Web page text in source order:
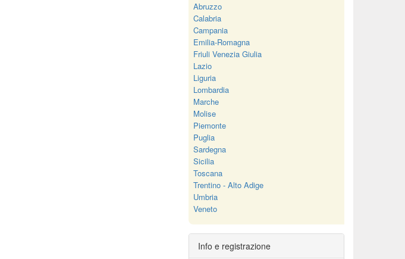
Abruzzo
Calabria
Campania
Emilia-Romagna
Friuli Venezia Giulia
Lazio
Liguria
Lombardia
Marche
Molise
Piemonte
Puglia
Sardegna
Sicilia
Toscana
Trentino - Alto Adige
Umbria
Veneto
Info e registrazione